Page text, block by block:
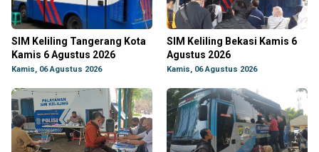
SIM Keliling Tangerang Kota
Kamis 6 Agustus 2026
Kamis, 06 Agustus 2026
SIM Keliling Bekasi Kamis 6
Agustus 2026
Kamis, 06 Agustus 2026